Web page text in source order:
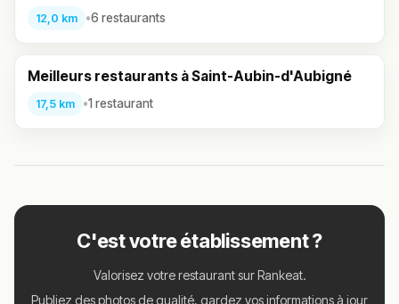
12,0 km •6 restaurants
Meilleurs restaurants à Saint-Aubin-d'Aubigné
17,5 km •1 restaurant
C'est votre établissement ?
Valorisez votre restaurant sur Rankeat.
Publiez des photos de qualité, gardez vos informations à jour